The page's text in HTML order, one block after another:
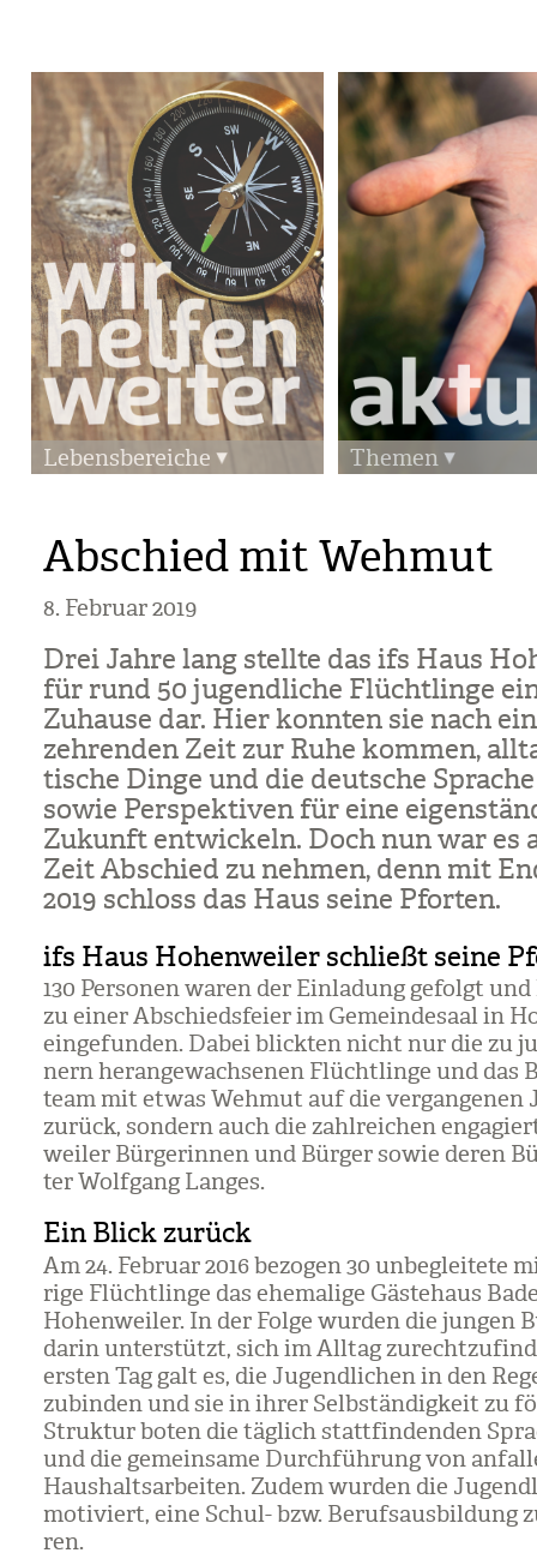
Lebensbereiche Themen
Abschied mit Wehmut
8. Februar 2019
Drei Jahre lang stellte das ifs Haus
für rund 50 jugend­li­che Flücht­linge
Zuhause dar. Hier konn­ten sie nach
zeh­ren­den Zeit zur Ruhe kom­men,
ti­sche Dinge und die deut­sche
sowie Per­spek­ti­ven für eine
Zukunft ent­wi­ckeln. Doch nun war es
Zeit Abschied zu neh­men, denn mit
2019 schloss das Haus seine Pfor­ten.
ifs Haus Hohenweiler schließt seine
130 Per­so­nen waren der Ein­la­dung gefolgt
zu einer Abschieds­feier im Gemein­de­saal in
ein­ge­fun­den. Dabei blick­ten nicht nur die zu
nern her­an­ge­wach­se­nen Flücht­linge und das
team mit etwas Weh­mut auf die ver­gan­ge­nen
zurück, son­dern auch die zahl­rei­chen
wei­ler Bür­ge­rin­nen und Bür­ger sowie deren
ter Wolf­gang Lan­ges.
Ein Blick zurück
Am 24. Februar 2016 bezo­gen 30 unbe­glei­tete
rige Flücht­linge das ehe­ma­lige Gäs­te­haus
Hohen­wei­ler. In der Folge wur­den die jun­gen
darin unter­stützt, sich im All­tag
ers­ten Tag galt es, die Jugend­li­chen in den
zu­bin­den und sie in ihrer Selb­stän­dig­keit zu
Struk­tur boten die täg­lich statt­fin­den­den
und die gemein­same Durch­füh­rung von
Haus­halts­ar­bei­ten. Zudem wur­den die
moti­viert, eine Schul- bzw. Berufs­aus­bil­dung
ren.